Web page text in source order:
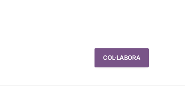
COL·LABORA